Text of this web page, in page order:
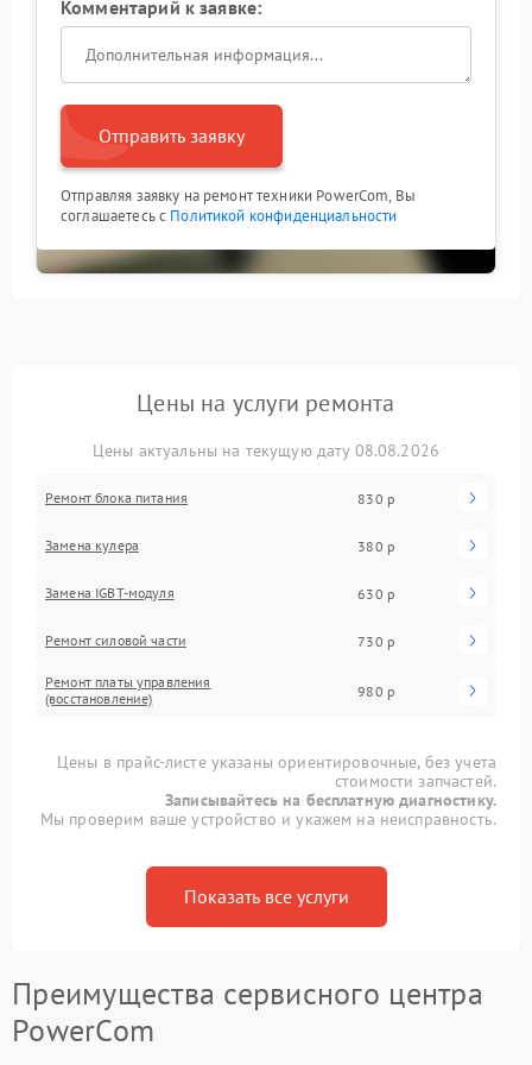
Комментарий к заявке:
Отправить заявку
Отправляя заявку на ремонт техники PowerCom, Вы
соглашаетесь с Политикой конфиденциальности
Цены на услуги ремонта
Цены актуальны на текущую дату 08.08.2026
Ремонт блока питания 830 р
Замена кулера 380 р
Замена IGBT-модуля 630 р
Ремонт силовой части 730 р
Ремонт платы управления
(восстановление)
980 р
Цены в прайс-листе указаны ориентировочные, без учета
стоимости запчастей.
Записывайтесь на бесплатную диагностику.
Мы проверим ваше устройство и укажем на неисправность.
Показать все услуги
Преимущества сервисного центра
PowerCom